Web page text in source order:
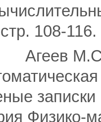
108-116.
М.С.,
записки
Физико-